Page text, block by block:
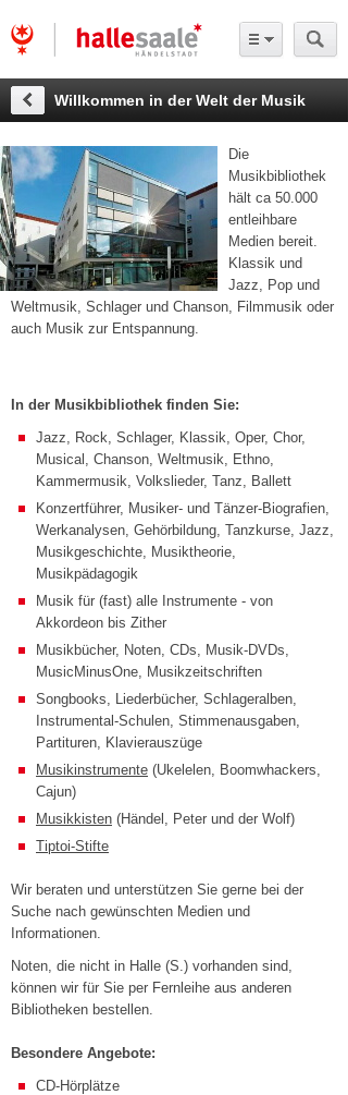
Willkommen in der Welt der Musik
Die
Musikbibliothek
hält ca 50.000
entleihbare
Medien bereit.
Klassik und
Jazz, Pop und
Weltmusik, Schlager und Chanson, Filmmusik oder
auch Musik zur Entspannung.
In der Musikbibliothek finden Sie:
Jazz, Rock, Schlager, Klassik, Oper, Chor,
Musical, Chanson, Weltmusik, Ethno,
Kammermusik, Volkslieder, Tanz, Ballett
Konzertführer, Musiker- und Tänzer-Biografien,
Werkanalysen, Gehörbildung, Tanzkurse, Jazz,
Musikgeschichte, Musiktheorie,
Musikpädagogik
Musik für (fast) alle Instrumente - von
Akkordeon bis Zither
Musikbücher, Noten, CDs, Musik-DVDs,
MusicMinusOne, Musikzeitschriften
Songbooks, Liederbücher, Schlageralben,
Instrumental-Schulen, Stimmenausgaben,
Partituren, Klavierauszüge
Musikinstrumente (Ukelelen, Boomwhackers,
Cajun)
Musikkisten (Händel, Peter und der Wolf)
Tiptoi-Stifte
Wir beraten und unterstützen Sie gerne bei der
Suche nach gewünschten Medien und
Informationen.
Noten, die nicht in Halle (S.) vorhanden sind,
können wir für Sie per Fernleihe aus anderen
Bibliotheken bestellen.
Besondere Angebote:
CD-Hörplätze